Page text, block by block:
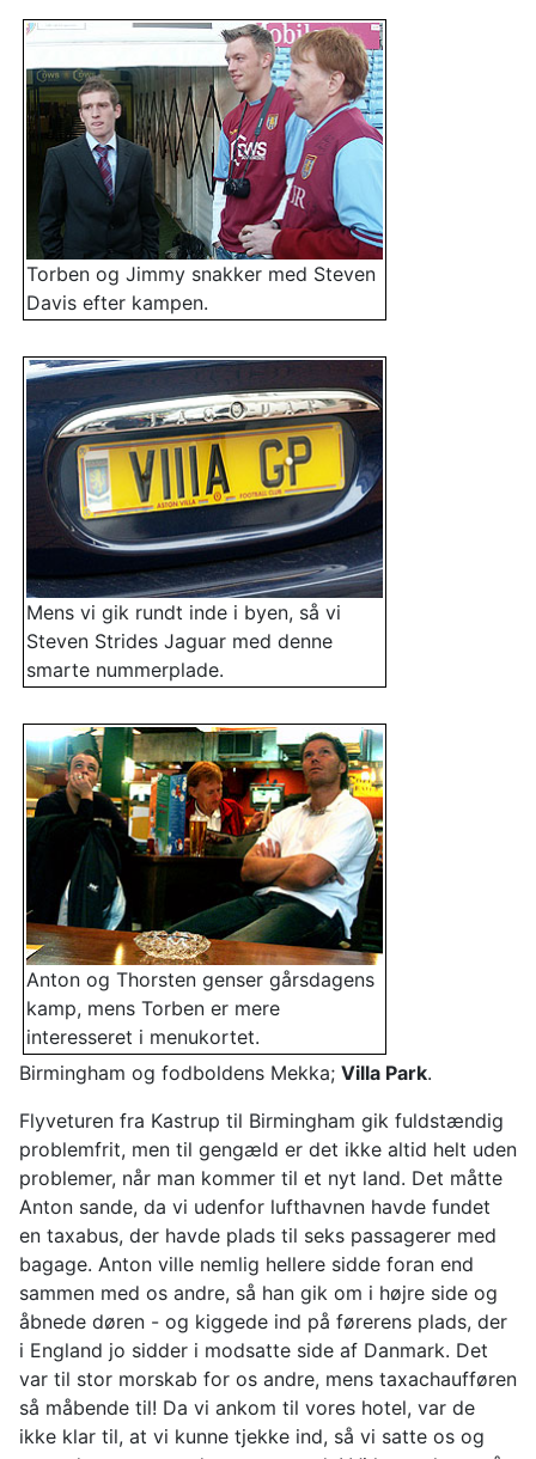
Torben og Jimmy snakker med Steven
Davis efter kampen.
Mens vi gik rundt inde i byen, så vi
Steven Strides Jaguar med denne
smarte nummerplade.
Anton og Thorsten genser gårsdagens
kamp, mens Torben er mere
interesseret i menukortet.
Birmingham og fodboldens Mekka; Villa Park.
Flyveturen fra Kastrup til Birmingham gik fuldstændig
problemfrit, men til gengæld er det ikke altid helt uden
problemer, når man kommer til et nyt land. Det måtte
Anton sande, da vi udenfor lufthavnen havde fundet
en taxabus, der havde plads til seks passagerer med
bagage. Anton ville nemlig hellere sidde foran end
sammen med os andre, så han gik om i højre side og
åbnede døren - og kiggede ind på førerens plads, der
i England jo sidder i modsatte side af Danmark. Det
var til stor morskab for os andre, mens taxachaufføren
så måbende til! Da vi ankom til vores hotel, var de
ikke klar til, at vi kunne tjekke ind, så vi satte os og